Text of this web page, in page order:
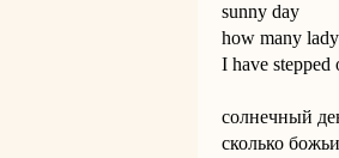
sunny day
how many
I have stepped
солнечный
сколько